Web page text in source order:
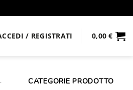
/ REGISTRATI 0,00€
CATEGORIE PRODOTTO